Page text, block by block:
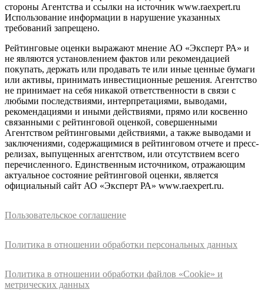
стороны Агентства и ссылки на источник www.raexpert.ru
Использование информации в нарушение указанных
требований запрещено.
Рейтинговые оценки выражают мнение АО «Эксперт РА» и
не являются установлением фактов или рекомендацией
покупать, держать или продавать те или иные ценные бумаги
или активы, принимать инвестиционные решения. Агентство
не принимает на себя никакой ответственности в связи с
любыми последствиями, интерпретациями, выводами,
рекомендациями и иными действиями, прямо или косвенно
связанными с рейтинговой оценкой, совершенными
Агентством рейтинговыми действиями, а также выводами и
заключениями, содержащимися в рейтинговом отчете и пресс-
релизах, выпущенных агентством, или отсутствием всего
перечисленного. Единственным источником, отражающим
актуальное состояние рейтинговой оценки, является
официальный сайт АО «Эксперт РА» www.raexpert.ru.
Пользовательское соглашение
Политика в отношении обработки персональных данных
Политика в отношении обработки файлов «Cookie» и
метрических данных